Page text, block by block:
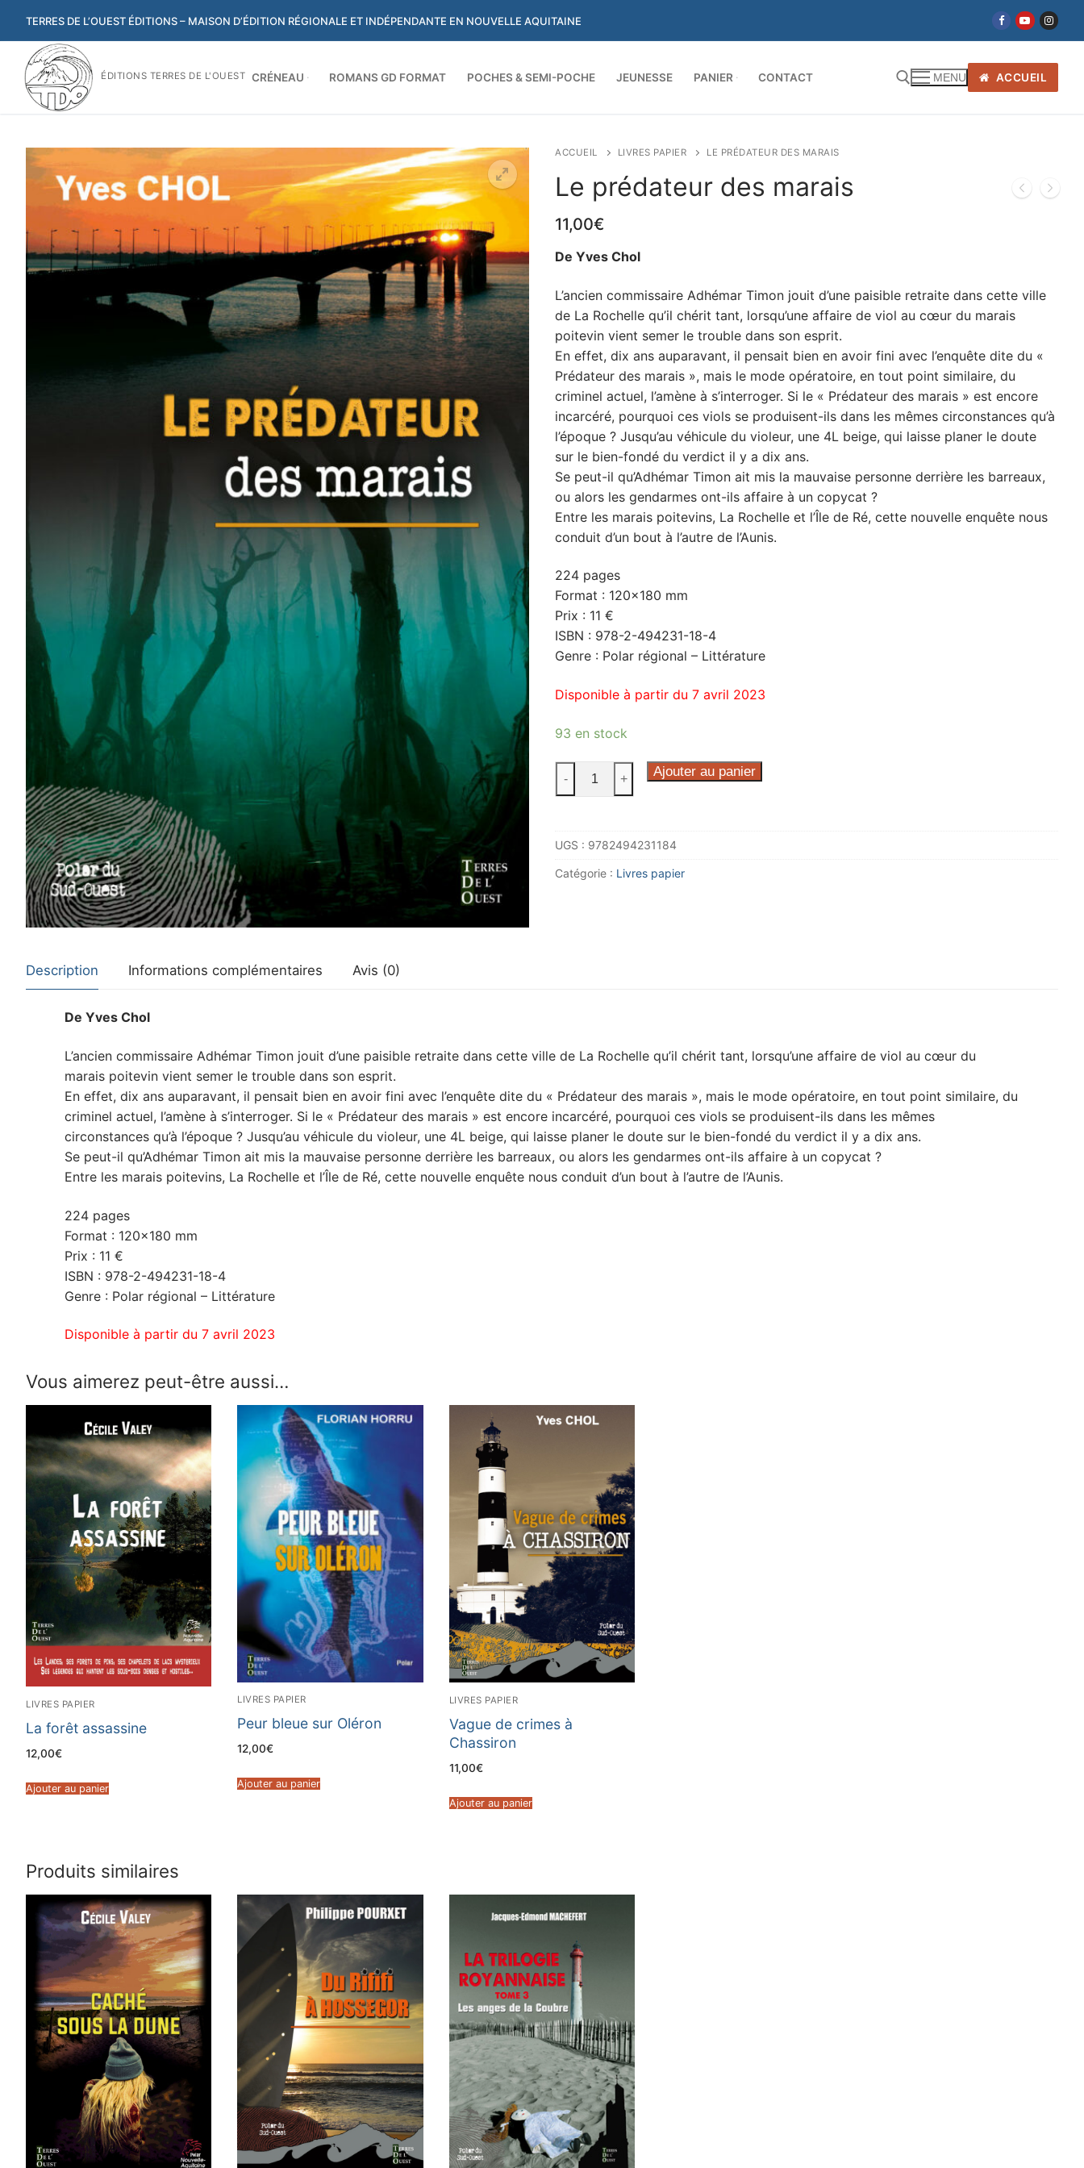
contenu
TERRES DE L’OUEST ÉDITIONS – MAISON D’ÉDITION RÉGIONALE ET INDÉPENDANTE EN NOUVELLE AQUITAINE
ÉDITIONS TERRES DE L'OUEST CRÉNEAU ROMANS GD FORMAT POCHES & SEMI-POCHE JEUNESSE PANIER CONTACT
Rechercher :
MENU ACCUEIL
ACCUEIL LIVRES PAPIER LE PRÉDATEUR DES MARAIS
Le prédateur des marais
11,00€
De Yves Chol
L’ancien commissaire Adhémar Timon jouit d’une paisible retraite dans cette ville
de La Rochelle qu’il chérit tant, lorsqu’une affaire de viol au cœur du marais
poitevin vient semer le trouble dans son esprit.
En effet, dix ans auparavant, il pensait bien en avoir fini avec l’enquête dite du «
Prédateur des marais », mais le mode opératoire, en tout point similaire, du
criminel actuel, l’amène à s’interroger. Si le « Prédateur des marais » est encore
incarcéré, pourquoi ces viols se produisent-ils dans les mêmes circonstances qu’à
l’époque ? Jusqu’au véhicule du violeur, une 4L beige, qui laisse planer le doute
sur le bien-fondé du verdict il y a dix ans.
Se peut-il qu’Adhémar Timon ait mis la mauvaise personne derrière les barreaux,
ou alors les gendarmes ont-ils affaire à un copycat ?
Entre les marais poitevins, La Rochelle et l’Île de Ré, cette nouvelle enquête nous
conduit d’un bout à l’autre de l’Aunis.
224 pages
Format : 120×180 mm
Prix : 11 €
ISBN : 978-2-494231-18-4
Genre : Polar régional – Littérature
Disponible à partir du 7 avril 2023
93 en stock
quantité
de
des
marais
- + Ajouter au panier
UGS : 9782494231184
Catégorie : Livres papier
Description Informations complémentaires Avis (0)
De Yves Chol
L’ancien commissaire Adhémar Timon jouit d’une paisible retraite dans cette ville de La Rochelle qu’il chérit tant, lorsqu’une affaire de viol au cœur du
marais poitevin vient semer le trouble dans son esprit.
En effet, dix ans auparavant, il pensait bien en avoir fini avec l’enquête dite du « Prédateur des marais », mais le mode opératoire, en tout point similaire, du
criminel actuel, l’amène à s’interroger. Si le « Prédateur des marais » est encore incarcéré, pourquoi ces viols se produisent-ils dans les mêmes
circonstances qu’à l’époque ? Jusqu’au véhicule du violeur, une 4L beige, qui laisse planer le doute sur le bien-fondé du verdict il y a dix ans.
Se peut-il qu’Adhémar Timon ait mis la mauvaise personne derrière les barreaux, ou alors les gendarmes ont-ils affaire à un copycat ?
Entre les marais poitevins, La Rochelle et l’Île de Ré, cette nouvelle enquête nous conduit d’un bout à l’autre de l’Aunis.
224 pages
Format : 120×180 mm
Prix : 11 €
ISBN : 978-2-494231-18-4
Genre : Polar régional – Littérature
Disponible à partir du 7 avril 2023
Vous aimerez peut-être aussi…
LIVRES PAPIER
La forêt assassine
12,00€
Ajouter au panier
LIVRES PAPIER
Peur bleue sur Oléron
12,00€
Ajouter au panier
LIVRES PAPIER
Vague de crimes à
Chassiron
11,00€
Ajouter au panier
Produits similaires